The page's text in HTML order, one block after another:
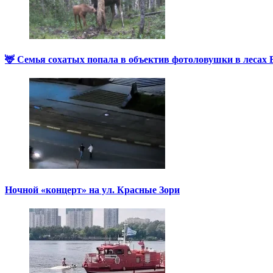
🦌 Семья сохатых попала в объектив фотоловушки в
Ночной «концерт» на ул. Красные Зори